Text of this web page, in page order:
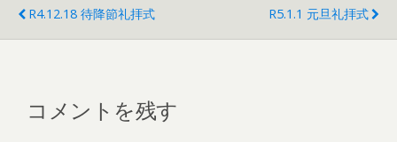
R4.12.18 待降節礼拝式
R5.1.1 元旦礼拝式
コメントを残す